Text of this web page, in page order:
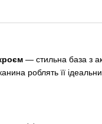
— стильна база з
роблять її